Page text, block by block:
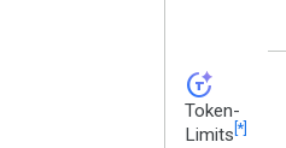
token_auto
Token-
Limits [*]